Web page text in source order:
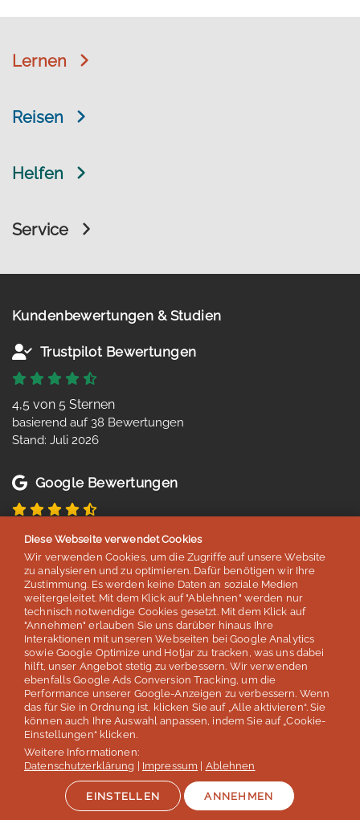
Lernen
Reisen
Helfen
Service
Kundenbewertungen & Studien
Trustpilot Bewertungen
4,5 von 5 Sternen
basierend auf 38 Bewertungen
Stand: Juli 2026
Google Bewertungen
4,8 von 5 Sternen
basierend auf 254 Bewertungen
Stand: Juli 2026
Top 5
der deutschen Sprachreisenveranstalter
laut Studie „Berufliche Weiterbildung 2026” des SZ Instituts
derSüddeutschen Zeitung
Mehr erfahren
Auszeichnungen & Mitgliedschaften
Diese Webseite verwendet Cookies
Wir verwenden Cookies, um die Zugriffe auf unsere Website
zu analysieren und zu optimieren. Dafür benötigen wir Ihre
Zustimmung. Es werden keine Daten an soziale Medien
weitergeleitet. Mit dem Klick auf "Ablehnen" werden nur
technisch notwendige Cookies gesetzt. Mit dem Klick auf
"Annehmen" erlauben Sie uns darüber hinaus Ihre
Interaktionen mit unseren Webseiten bei Google Analytics
sowie Google Optimize und Hotjar zu tracken, was uns dabei
hilft, unser Angebot stetig zu verbessern. Wir verwenden
ebenfalls Google Ads Conversion Tracking, um die
Performance unserer Google-Anzeigen zu verbessern. Wenn
das für Sie in Ordnung ist, klicken Sie auf „Alle aktivieren“. Sie
können auch Ihre Auswahl anpassen, indem Sie auf „Cookie-
Einstellungen“ klicken.
Weitere Informationen:
Datenschutzerklärung
Impressum Ablehnen
EINSTELLEN ANNEHMEN